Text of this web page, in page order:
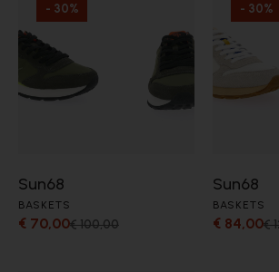
- 30%
Sun68
BASKETS
€ 70,00€ 100,00
- 30%
Sun68
BASKETS
€ 84,00€